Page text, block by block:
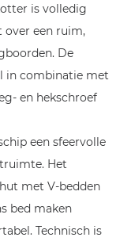
is volledig
over een ruim,
De
in combinatie met
en hekschroef
een sfeervolle
Het
met V-bedden
bed maken
Technisch is